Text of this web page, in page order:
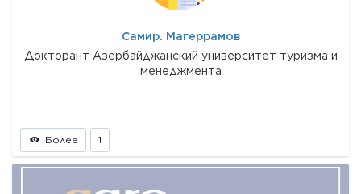
Самир. Магеррамов
Докторант Азербайджанский университет туризма и
менеджмента
Более 1